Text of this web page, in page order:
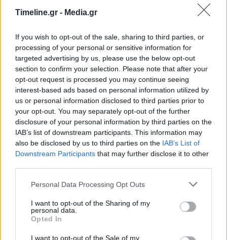
Timeline.gr - Media.gr
If you wish to opt-out of the sale, sharing to third parties, or
processing of your personal or sensitive information for
targeted advertising by us, please use the below opt-out
section to confirm your selection. Please note that after your
opt-out request is processed you may continue seeing
interest-based ads based on personal information utilized by
us or personal information disclosed to third parties prior to
your opt-out. You may separately opt-out of the further
disclosure of your personal information by third parties on the
IAB’s list of downstream participants. This information may
also be disclosed by us to third parties on the IAB’s List of
Downstream Participants that may further disclose it to other
Personal Data Processing Opt Outs
I want to opt-out of the Sharing of my
personal data.
Opted In
I want to opt-out of the Sale of my
«Ανακυκλώνω – Αλλάζω συσκευή»: Επιδότηση
και για επιχειρήσεις
11:11 - 12 Απριλίου 2023
Οι δράσεις αφορούν στην αντικατάσταση
συστημάτων θέρμανσης και ψύξης και εξοπλισμού
ειδικά σε επιχειρήσεις και στην ανακύκλωση των
αποσυρόμενων συσκευών μέσω συστήματος
εναλλακτικής διαχείρισης και ανακύκλωσης από
πιστοποιημένους φορείς
Άτομα με αναπηρία: Τα 10 επιδόματα με τα
οποία θα ενισχυθούν 200.000 πολίτες – Πότε